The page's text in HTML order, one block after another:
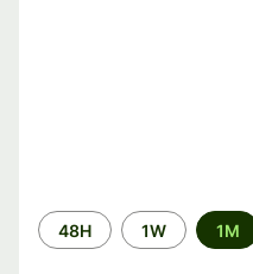
Time
period
48H 1W 1M